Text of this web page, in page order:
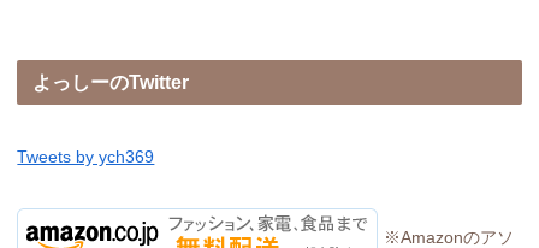
よっしーのTwitter
Tweets by ych369
※Amazonのアソ